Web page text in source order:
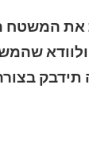
את המשטח